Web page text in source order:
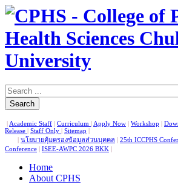
Search
Academic Staff Curriculum Apply Now Workshop
Release
Staff Only Sitemap
นโยบายคุ้มครองข้อมูลส่วนบุคคล 25th ICCPHS
Conference
ISEE-AWPC 2026 BKK
Home
About CPHS